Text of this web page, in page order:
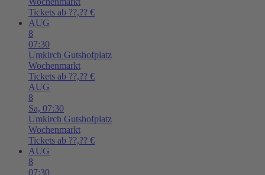
Tickets ab ??,?? €
AUG
8
07:30
Umkirch Gutshofplatz
Wochenmarkt
Tickets ab ??,?? €
AUG
8
Sa, 07:30
Umkirch Gutshofplatz
Wochenmarkt
Tickets ab ??,?? €
AUG
8
07:30